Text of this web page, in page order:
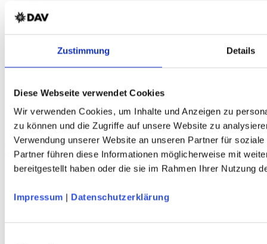
Zustimmung Details
Diese Webseite verwendet Cookies
Wir verwenden Cookies, um Inhalte und Anzeigen zu
zu können und die Zugriffe auf unsere Website zu
Verwendung unserer Website an unseren Partner für
Partner führen diese Informationen möglicherweise mit
bereitgestellt haben oder die sie im Rahmen Ihrer Nutzung
Impressum | Datenschutzerklärung
MALOJA OrtigaraM Strickmütze
Wollmix - orange-rot - DAV Design